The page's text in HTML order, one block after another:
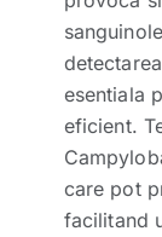
esentiala
eficient.
care pot
facilitand